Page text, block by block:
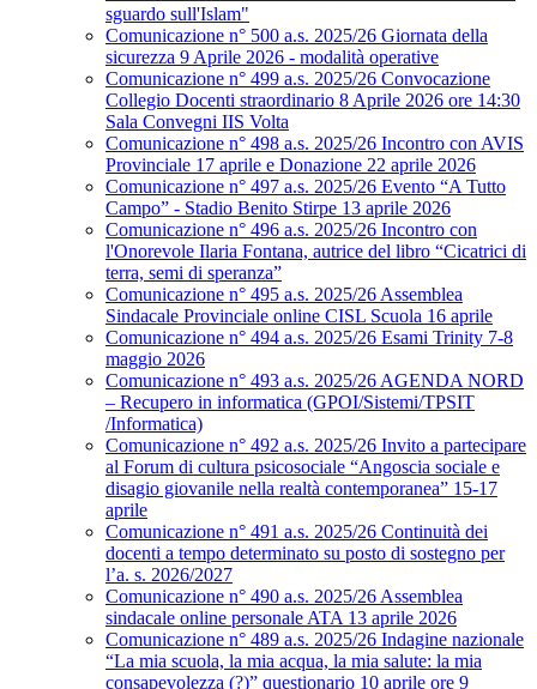
sguardo sull'Islam"
Comunicazione n° 500 a.s. 2025/26 Giornata della
sicurezza 9 Aprile 2026 - modalità operative
Comunicazione n° 499 a.s. 2025/26 Convocazione
Collegio Docenti straordinario 8 Aprile 2026 ore 14:30
Sala Convegni IIS Volta
Comunicazione n° 498 a.s. 2025/26 Incontro con AVIS
Provinciale 17 aprile e Donazione 22 aprile 2026
Comunicazione n° 497 a.s. 2025/26 Evento “A Tutto
Campo” - Stadio Benito Stirpe 13 aprile 2026
Comunicazione n° 496 a.s. 2025/26 Incontro con
l'Onorevole Ilaria Fontana, autrice del libro “Cicatrici di
terra, semi di speranza”
Comunicazione n° 495 a.s. 2025/26 Assemblea
Sindacale Provinciale online CISL Scuola 16 aprile
Comunicazione n° 494 a.s. 2025/26 Esami Trinity 7-8
maggio 2026
Comunicazione n° 493 a.s. 2025/26 AGENDA NORD
– Recupero in informatica (GPOI/Sistemi/TPSIT
/Informatica)
Comunicazione n° 492 a.s. 2025/26 Invito a partecipare
al Forum di cultura psicosociale “Angoscia sociale e
disagio giovanile nella realtà contemporanea” 15-17
aprile
Comunicazione n° 491 a.s. 2025/26 Continuità dei
docenti a tempo determinato su posto di sostegno per
l’a. s. 2026/2027
Comunicazione n° 490 a.s. 2025/26 Assemblea
sindacale online personale ATA 13 aprile 2026
Comunicazione n° 489 a.s. 2025/26 Indagine nazionale
“La mia scuola, la mia acqua, la mia salute: la mia
consapevolezza (?)” questionario 10 aprile ore 9